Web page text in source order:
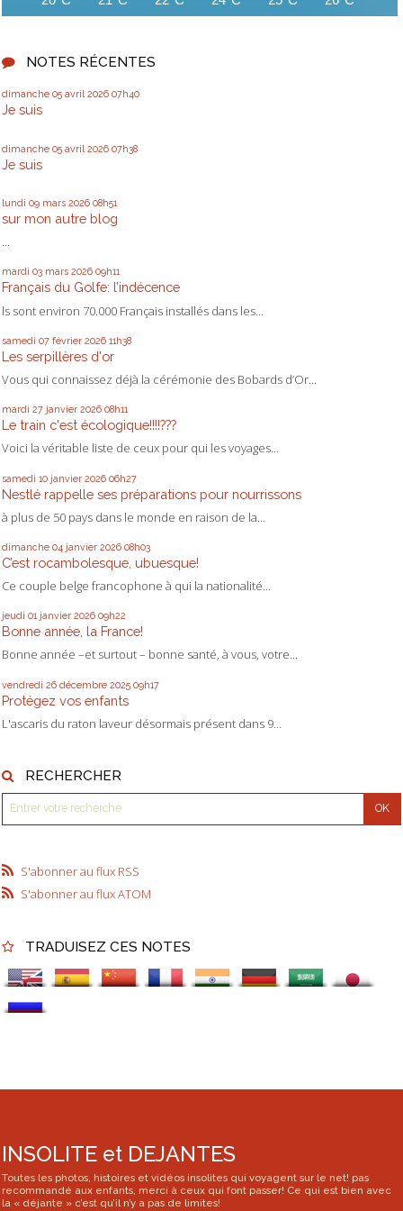
NOTES RÉCENTES
dimanche 05 avril 2026 07h40
Je suis
dimanche 05 avril 2026 07h38
Je suis
lundi 09 mars 2026 08h51
sur mon autre blog
...
mardi 03 mars 2026 09h11
Français du Golfe: l’indécence
ls sont environ 70.000 Français installés dans les...
samedi 07 février 2026 11h38
Les serpillères d'or
Vous qui connaissez déjà la cérémonie des Bobards d’Or...
mardi 27 janvier 2026 08h11
Le train c'est écologique!!!!???
Voici la véritable liste de ceux pour qui les voyages...
samedi 10 janvier 2026 06h27
Nestlé rappelle ses préparations pour nourrissons
à plus de 50 pays dans le monde en raison de la...
dimanche 04 janvier 2026 08h03
C’est rocambolesque, ubuesque!
Ce couple belge francophone à qui la nationalité...
jeudi 01 janvier 2026 09h22
Bonne année, la France!
Bonne année –et surtout – bonne santé, à vous, votre...
vendredi 26 décembre 2025 09h17
Protégez vos enfants
L'ascaris du raton laveur désormais présent dans 9...
RECHERCHER
S'abonner au flux RSS
S'abonner au flux ATOM
TRADUISEZ CES NOTES
INSOLITE et DEJANTES
Toutes les photos, histoires et vidéos insolites qui voyagent sur le net! pas
recommandé aux enfants, merci à ceux qui font passer! Ce qui est bien avec
la « déjante » c’est qu’il n’y a pas de limites!